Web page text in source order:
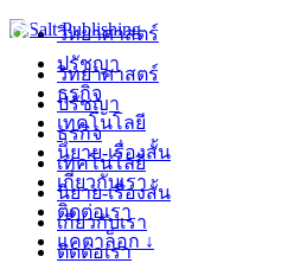
Skip
contentวิทยาศาสตร์
ปรัชญา
ธุรกิจ
เทคโนโลยี
นิยาย-เรื่องสั้น
เกี่ยวกับเรา
ติดต่อเรา
วิทยาศาสตร์
ปรัชญา
ธุรกิจ
เทคโนโลยี
นิยาย-เรื่องสั้น
เกี่ยวกับเรา
ติดต่อเรา
แคตาล็อก ↓